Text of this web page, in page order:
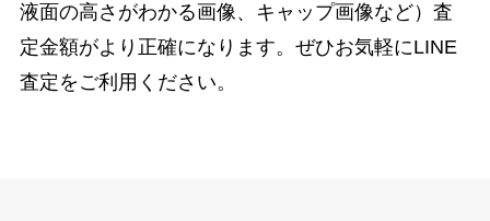
液面の高さがわかる画像、キャップ画像など）査
定金額がより正確になります。ぜひお気軽にLINE
査定をご利用ください。